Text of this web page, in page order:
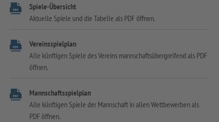
Spiele-Übersicht
Aktuelle Spiele und die Tabelle als PDF öffnen.
Vereinsspielplan
Alle künftigen Spiele des Vereins mannschaftsübergreifend als PDF
öffnen.
Mannschaftsspielplan
Alle künftigen Spiele der Mannschaft in allen Wettbewerben als
PDF öffnen.